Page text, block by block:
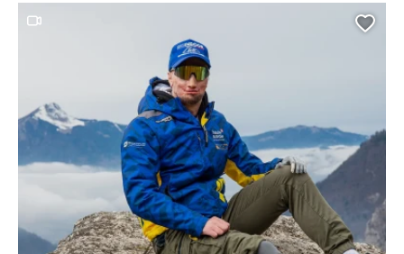
Ce contenu contient une vidéo